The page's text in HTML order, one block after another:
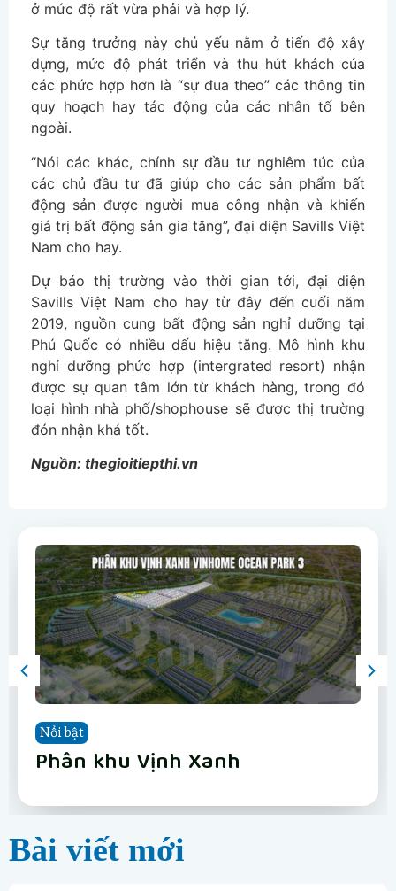
ở mức độ rất vừa phải và hợp lý.
Sự tăng trưởng này chủ yếu nằm ở tiến độ xây
dựng, mức độ phát triển và thu hút khách của
các phức hợp hơn là “sự đua theo” các thông tin
quy hoạch hay tác động của các nhân tố bên
ngoài.
“Nói các khác, chính sự đầu tư nghiêm túc của
các chủ đầu tư đã giúp cho các sản phẩm bất
động sản được người mua công nhận và khiến
giá trị bất động sản gia tăng”, đại diện Savills Việt
Nam cho hay.
Dự báo thị trường vào thời gian tới, đại diện
Savills Việt Nam cho hay từ đây đến cuối năm
2019, nguồn cung bất động sản nghỉ dưỡng tại
Phú Quốc có nhiều dấu hiệu tăng. Mô hình khu
nghỉ dưỡng phức hợp (intergrated resort) nhận
được sự quan tâm lớn từ khách hàng, trong đó
loại hình nhà phố/shophouse sẽ được thị trường
đón nhận khá tốt.
Nguồn: thegioitiepthi.vn
Nổi bật
Vinhomes Hải Vân Bay Đà Nẵng
Nổi bật
The Fullton
Nổi bật
Phân khu Vịnh Xanh
Nổi bật
Happy Home Tràng Cát
Nổi bật
LUMIÈRE Hanoi Seasons Garden
Nổi bật
Vinhomes Global Gate Hạ Long
Nổi bật
Vinhomes Hải Vân Bay Đà Nẵng
Nổi bật
The Fullton
Bài viết mới